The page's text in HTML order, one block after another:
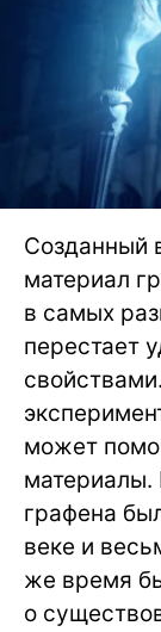
Созданный
материал
в самых
перестает
может
материалы.
графена
веке и
же время
о